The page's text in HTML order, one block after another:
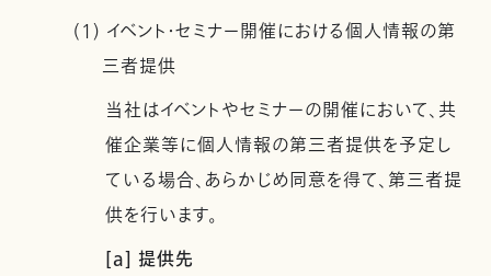
(1) イベント・セミナー開催における個人情報の第
三者提供
当社はイベントやセミナーの開催において、共
催企業等に個人情報の第三者提供を予定し
ている場合、あらかじめ同意を得て、第三者提
供を行います。
[a] 提供先